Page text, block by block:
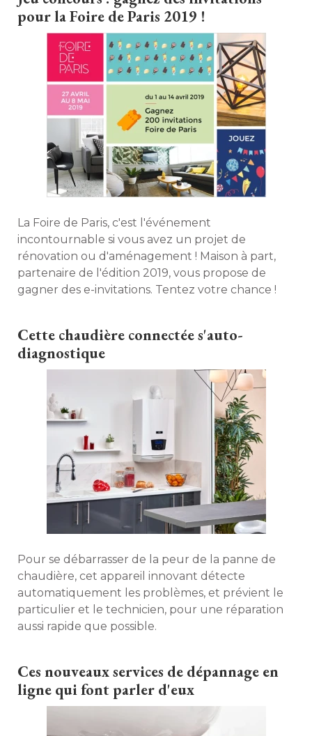
pour la Foire de Paris 2019 !
La Foire de Paris, c'est l'événement
incontournable si vous avez un projet de
rénovation ou d'aménagement ! Maison à part,
partenaire de l'édition 2019, vous propose de
gagner des e-invitations. Tentez votre chance !
Cette chaudière connectée s'auto-
diagnostique
Pour se débarrasser de la peur de la panne de
chaudière, cet appareil innovant détecte
automatiquement les problèmes, et prévient le
particulier et le technicien, pour une réparation
aussi rapide que possible.
Ces nouveaux services de dépannage en
ligne qui font parler d'eux